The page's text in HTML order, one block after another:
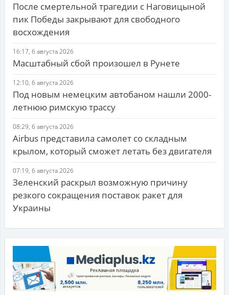
После смертельной трагедии с Наговицыной
пик Победы закрывают для свободного
восхождения
16:17, 6 августа 2026
Масштабный сбой произошел в Рунете
12:10, 6 августа 2026
Под новым немецким автобаном нашли 2000-
летнюю римскую трассу
08:29, 6 августа 2026
Airbus представила самолет со складным
крылом, который сможет летать без двигателя
07:19, 6 августа 2026
Зеленский раскрыл возможную причину
резкого сокращения поставок ракет для
Украины